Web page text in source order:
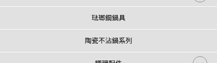
琺瑯鋼鍋具
陶瓷不沾鍋系列